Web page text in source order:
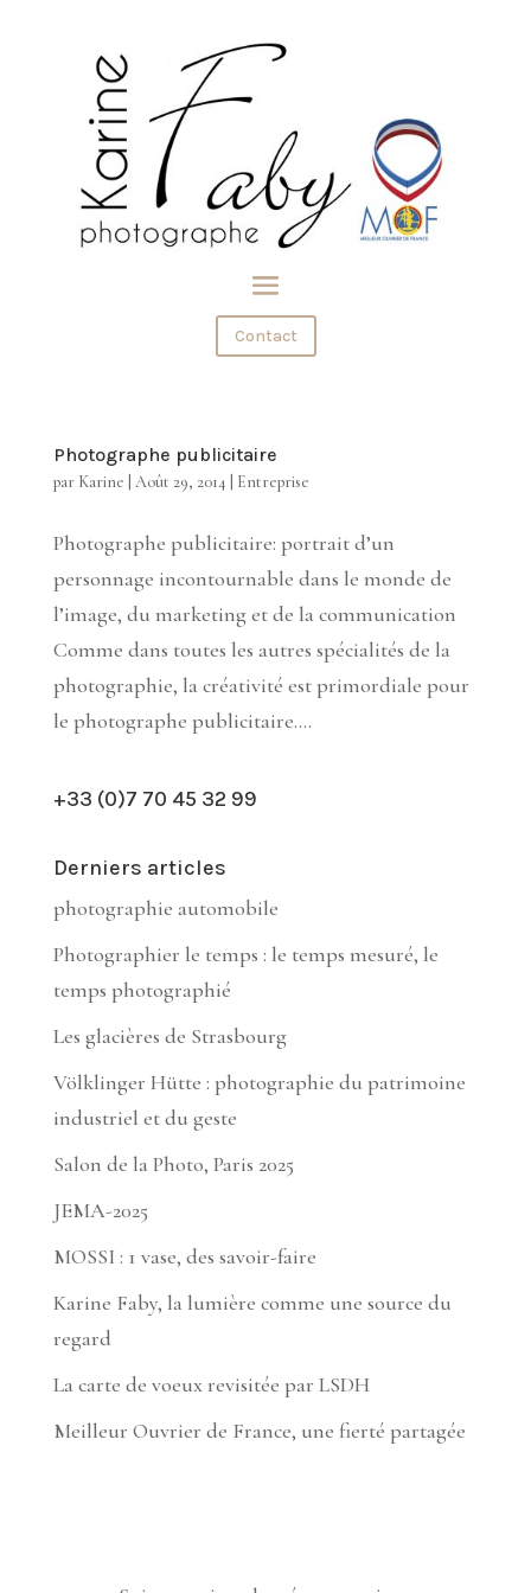
Contact
Photographe publicitaire
par Karine Août 29, 2014 Entreprise
Photographe publicitaire: portrait d’un
personnage incontournable dans le monde de
l’image, du marketing et de la communication
Comme dans toutes les autres spécialités de la
photographie, la créativité est primordiale pour
le photographe publicitaire....
+33 (0)7 70 45 32 99
Derniers articles
photographie automobile
Photographier le temps : le temps mesuré, le
temps photographié
Les glacières de Strasbourg
Völklinger Hütte : photographie du patrimoine
industriel et du geste
Salon de la Photo, Paris 2025
JEMA-2025
MOSSI : 1 vase, des savoir-faire
Karine Faby, la lumière comme une source du
regard
La carte de voeux revisitée par LSDH
Meilleur Ouvrier de France, une fierté partagée